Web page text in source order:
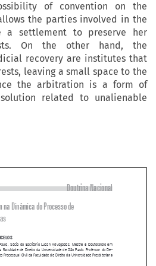
of convention on the
the parties involved in the
a settlement to preserve her
On the other hand, the
recovery are institutes that
leaving a small space to the
the arbitration is a form of
related to unalienable







Dinâmica do Processo de
de Direito da Universidade de São Paulo, Professor do De
Civil da Faculdade de Direito da Universidade Presbiteriana